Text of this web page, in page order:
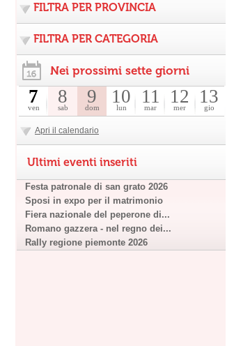
FILTRA PER PROVINCIA
FILTRA PER CATEGORIA
Nei prossimi sette giorni
7
ven
8
sab
9
dom
10
lun
11
mar
12
mer
13
gio
Apri il calendario
Ultimi eventi inseriti
Festa patronale di san grato 2026
Sposi in expo per il matrimonio
Fiera nazionale del peperone di...
Romano gazzera - nel regno dei...
Rally regione piemonte 2026